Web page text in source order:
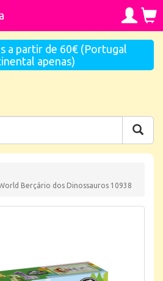
a partir de 60€ (Portugal
apenas)
Berçário dos Dinossauros 10938